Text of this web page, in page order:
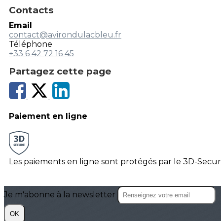
Contacts
Email
contact@avirondulacbleu.fr
Téléphone
+33 6 42 72 16 45
Partagez cette page
Paiement en ligne
Les paiements en ligne sont protégés par le 3D-
Je m'abonne à la newsletter
OK